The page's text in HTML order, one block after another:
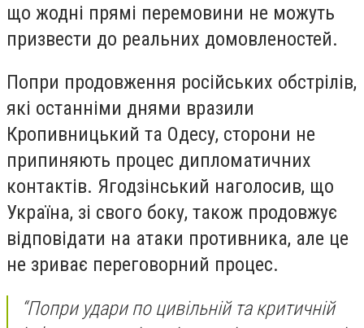
що жодні прямі перемовини не можуть
призвести до реальних домовленостей.
Попри продовження російських обстрілів,
які останніми днями вразили
Кропивницький та Одесу, сторони не
припиняють процес дипломатичних
контактів. Ягодзінський наголосив, що
Україна, зі свого боку, також продовжує
відповідати на атаки противника, але це
не зриває переговорний процес.
“Попри удари по цивільній та критичній